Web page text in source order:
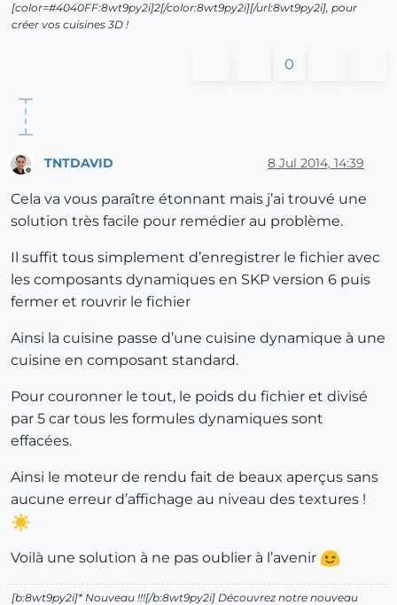
[color=#4040FF:8wt9py2i]2[/color:8wt9py2i][/url:8wt9py2i], pour
créer vos cuisines 3D !
0
Offline
TNTDAVID 8 Jul 2014, 14:39
Cela va vous paraître étonnant mais j’ai trouvé une
solution très facile pour remédier au problème.
Il suffit tous simplement d’enregistrer le fichier avec
les composants dynamiques en SKP version 6 puis
fermer et rouvrir le fichier
Ainsi la cuisine passe d’une cuisine dynamique à une
cuisine en composant standard.
Pour couronner le tout, le poids du fichier et divisé
par 5 car tous les formules dynamiques sont
effacées.
Ainsi le moteur de rendu fait de beaux aperçus sans
aucune erreur d’affichage au niveau des textures !
Voilà une solution à ne pas oublier à l’avenir
[b:8wt9py2i]* Nouveau !!![/b:8wt9py2i] Découvrez notre nouveau